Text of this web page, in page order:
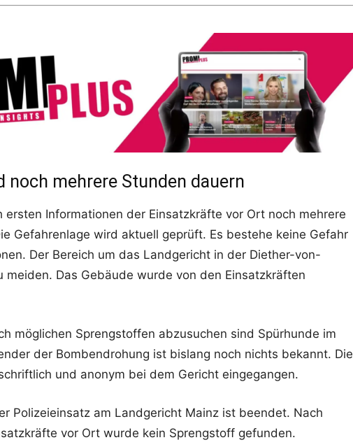
noch mehrere Stunden dauern
ersten Informationen der Einsatzkräfte vor Ort noch mehrere
Gefahrenlage wird aktuell geprüft. Es bestehe keine Gefahr
Der Bereich um das Landgericht in der Diether-von-
meiden. Das Gebäude wurde von den Einsatzkräften
möglichen Sprengstoffen abzusuchen sind Spürhunde im
der Bombendrohung ist bislang noch nichts bekannt. Die
und anonym bei dem Gericht eingegangen.
Polizeieinsatz am Landgericht Mainz ist beendet. Nach
vor Ort wurde kein Sprengstoff gefunden.